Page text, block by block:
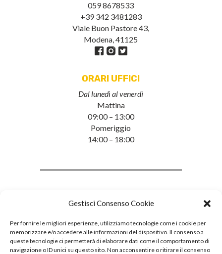
Gestisci Consenso Cookie
Per fornire le migliori esperienze, utilizziamo tecnologie come i cookie per
memorizzare e/o accedere alle informazioni del dispositivo. Il consenso a
queste tecnologie ci permetterà di elaborare dati come il comportamento di
navigazione o ID unici su questo sito. Non acconsentire o ritirare il consenso
059 8678533
+39 342 3481283
Viale Buon Pastore 43,
Modena, 41125
ORARI UFFICI
Dal lunedì al venerdì
Mattina
09:00 – 13:00
Pomeriggio
14:00 – 18:00